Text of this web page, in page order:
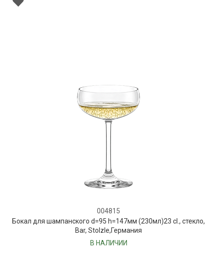
004815
Бокал для шампанского d=95 h=147мм (230мл)23 cl., стекло,
Bar, Stolzle,Германия
В НАЛИЧИИ